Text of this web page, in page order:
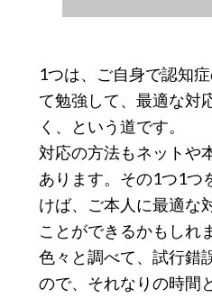
1つは、ご自身で認知
て勉強して、最適な対
く、という道です。
対応の方法もネットや
あります。その1つ1つ
けば、ご本人に最適な
ことができるかもしれ
色々と調べて、試行錯
ので、それなりの時間